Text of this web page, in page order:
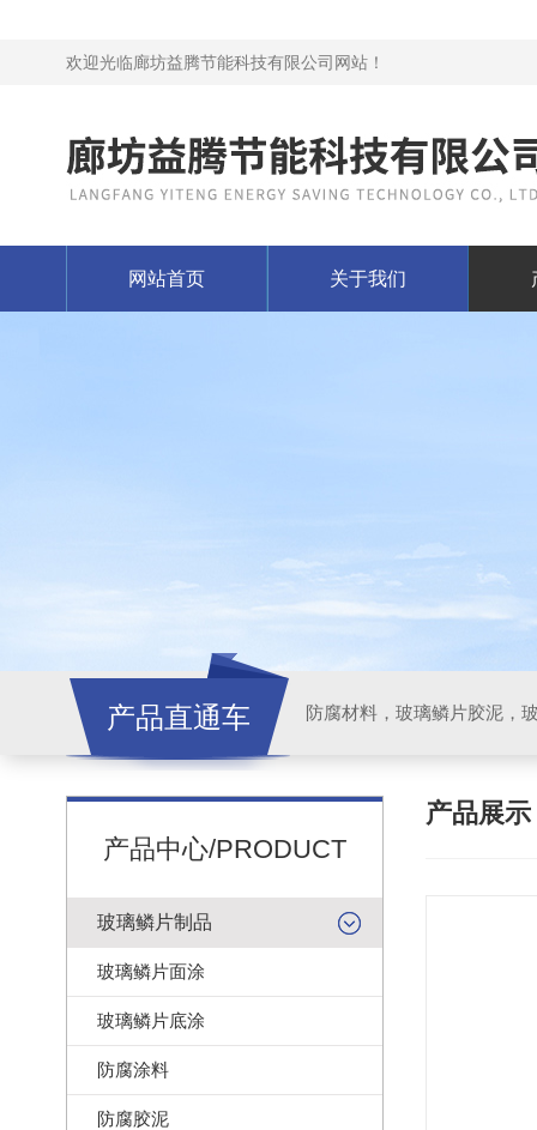
欢迎光临廊坊益腾节能科技有限公司网站！
网站首页 关于我们
产品直通车
产品中心/PRODUCT
玻璃鳞片制品
玻璃鳞片面涂
玻璃鳞片底涂
防腐涂料
防腐胶泥
产品展示